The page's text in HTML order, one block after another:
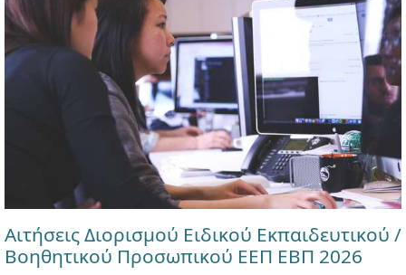
Αιτήσεις Διορισμού Ειδικού Εκπαιδευτικού /
Βοηθητικού Προσωπικού ΕΕΠ ΕΒΠ 2026